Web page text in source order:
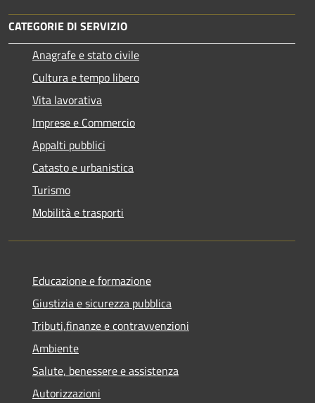
CATEGORIE DI SERVIZIO
Anagrafe e stato civile
Cultura e tempo libero
Vita lavorativa
Imprese e Commercio
Appalti pubblici
Catasto e urbanistica
Turismo
Mobilità e trasporti
Educazione e formazione
Giustizia e sicurezza pubblica
Tributi,finanze e contravvenzioni
Ambiente
Salute, benessere e assistenza
Autorizzazioni